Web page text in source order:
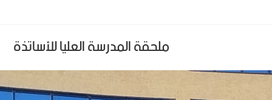
ملحقة المدرسة العليا للأساتذة